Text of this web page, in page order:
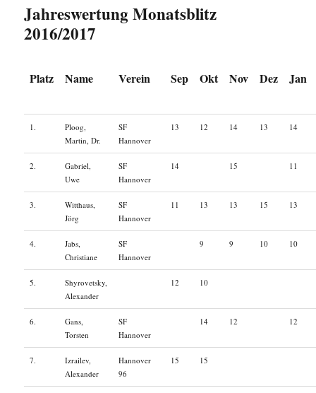
Jahreswertung Monatsblitz
2016/2017
Platz Name Verein Sep Okt Nov Dez Jan
1.
Ploog,
Martin, Dr.
SF
Hannover
13 12 14 13 14
2.
Gabriel,
Uwe
SF
Hannover
14 15 11
3.
Witthaus,
Jörg
SF
Hannover
11 13 13 15 13
4.
Jabs,
Christiane
SF
Hannover
9 9 10 10
5.
Shyrovetsky,
Alexander
12 10
6.
Gans,
Torsten
SF
Hannover
14 12 12
7.
Izrailev,
Alexander
Hannover
96
15 15